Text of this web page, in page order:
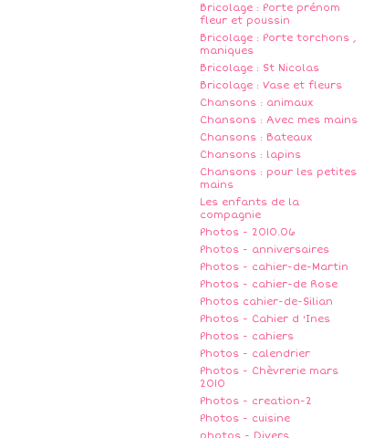
Bricolage : Porte prénom
fleur et poussin
Bricolage : Porte torchons ,
maniques
Bricolage : St Nicolas
Bricolage : Vase et fleurs
Chansons : animaux
Chansons : Avec mes mains
Chansons : Bateaux
Chansons : lapins
Chansons : pour les petites
mains
Les enfants de la
compagnie
Photos - 2010.06
Photos - anniversaires
Photos - cahier-de-Martin
Photos - cahier-de Rose
Photos cahier-de-Silian
Photos - Cahier d 'Ines
Photos - cahiers
Photos - calendrier
Photos - Chèvrerie mars
2010
Photos - creation-2
Photos - cuisine
photos - Divers